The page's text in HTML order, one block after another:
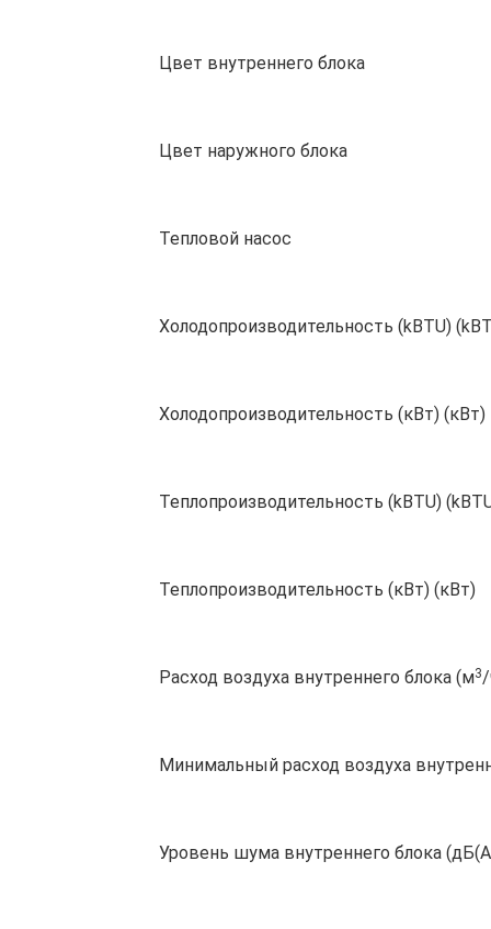
Цвет внутреннего блока
Цвет наружного блока
Тепловой насос
Холодопроизводительность (kBTU)
Холодопроизводительность (кВт) (кВт)
Теплопроизводительность (kBTU)
Теплопроизводительность (кВт) (кВт)
Расход воздуха внутреннего блока (м3/
Минимальный расход воздуха
Уровень шума внутреннего блока